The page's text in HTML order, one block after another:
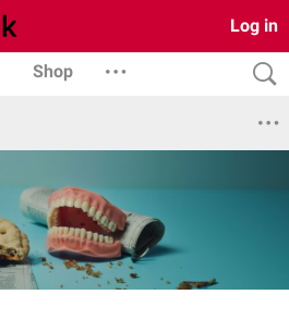
Log in
Shop